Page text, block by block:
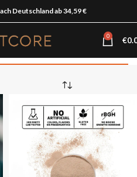
Deutschland ab 34,59 €
0 €